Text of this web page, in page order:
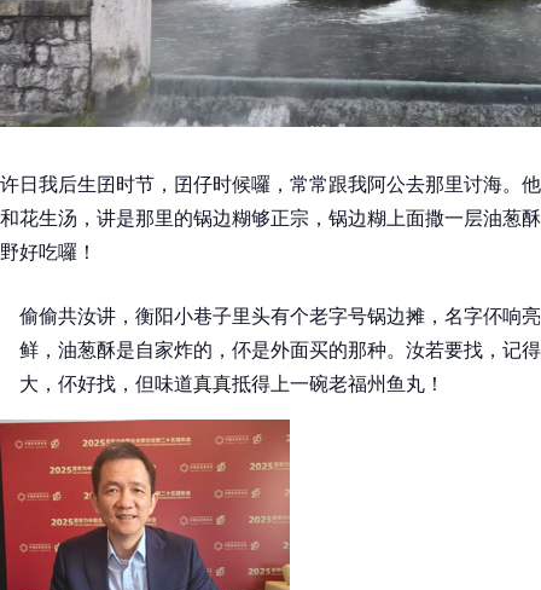
许日我后生囝时节，囝仔时候囉，常常跟我阿公去那里讨海。
和花生汤，讲是那里的锅边糊够正宗，锅边糊上面撒一层油葱
野好吃囉！
偷偷共汝讲，衡阳小巷子里头有个老字号锅边摊，名字伓响
鲜，油葱酥是自家炸的，伓是外面买的那种。汝若要找，记
大，伓好找，但味道真真抵得上一碗老福州鱼丸！